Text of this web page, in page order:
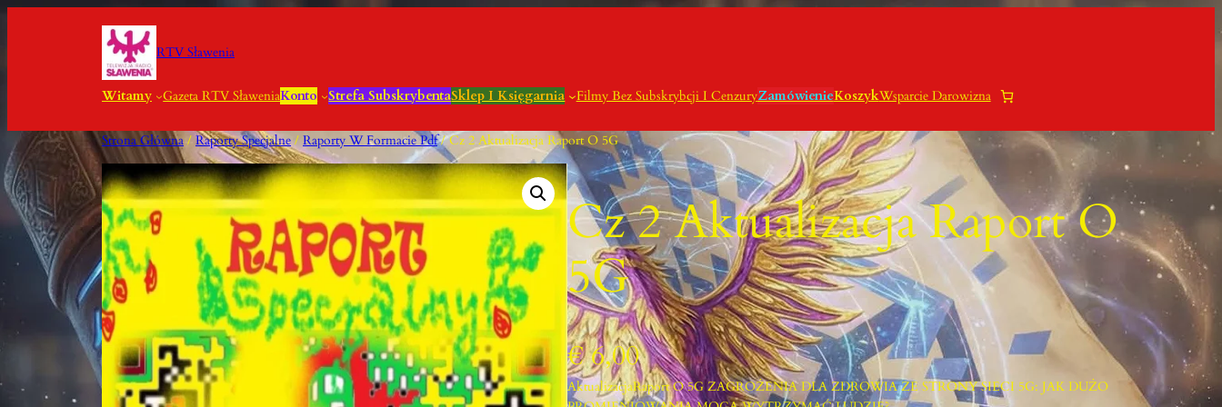
RTV Sławenia
Witamy Gazeta RTV SławeniaKonto Strefa SubskrybentaSklep I Księgarnia Filmy Bez Subskrybcji I CenzuryZamówienieKoszykWsparcie Darowizna
Strona Główna /Raporty Specjalne/ Raporty W Formacie Pdf/ Cz 2 Aktualizacja Raport O 5G
Cz 2 Aktualizacja Raport O
5G
€6,00
AktualizacjaRaport O 5G ZAGROŻENIA DLA ZDROWIA ZE STRONY SIECI 5G: JAK DUŻO